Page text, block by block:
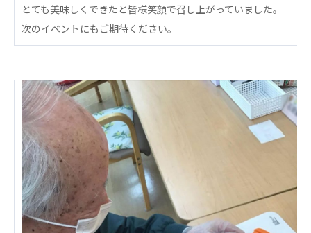
学校法人明星学園 関東福祉専門学校
明星幼稚園 志学会高等学校
特定非営利活動法人ファイアーレッズメディカルスポ
ーツクラブ
特定非営利活動法人アート応援隊
その他
Mediclude 株式会社アジアメデカ元気事業団
とても美味しくできたと皆様笑顔で召し上がっていました。
次のイベントにもご期待ください。